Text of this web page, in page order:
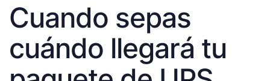
Cuando sepas
cuándo llegará tu